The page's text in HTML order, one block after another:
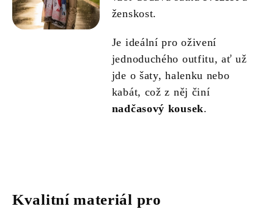
ženskost.
Je ideální pro oživení
jednoduchého outfitu, ať už
jde o šaty, halenku nebo
kabát, což z něj činí
nadčasový kousek.
Kvalitní materiál pro